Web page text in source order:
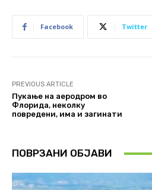
Facebook Twitter
PREVIOUS ARTICLE
Пукање на аеродром во
Флорида, неколку
повредени, има и загинати
ПОВРЗАНИ ОБЈАВИ